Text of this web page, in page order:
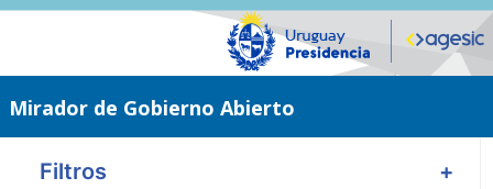
Saltar
Mirador de Gobierno Abierto
Filtros +